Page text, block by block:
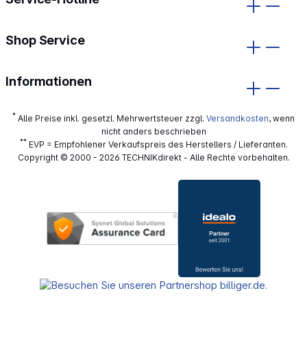
Shop Service
Informationen
* Alle Preise inkl. gesetzl. Mehrwertsteuer zzgl. Versandkosten, wenn
nicht anders beschrieben
**EVP = Empfohlener Verkaufspreis des Herstellers / Lieferanten.
Copyright © 2000 - 2026 TECHNIKdirekt - Alle Rechte vorbehalten.